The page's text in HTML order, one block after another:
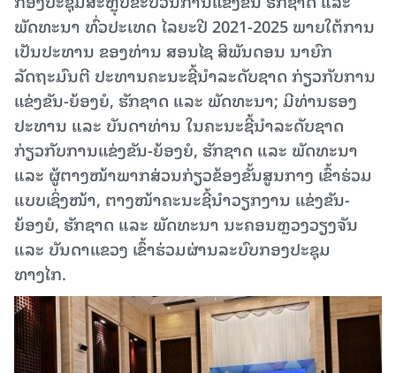
ພັດທະນາ ທົ່ວປະເທດ ໄລຍະປີ 2021-2025 ພາຍໃຕ້ການ
ເປັນປະທານ ຂອງທ່ານ ສອນໄຊ ສິພັນດອນ ນາຍົກ
ລັດຖະມົນຕີ ປະທານຄະນະຊີ້ນຳລະດັບຊາດ ກ່ຽວກັບການ
ແຂ່ງຂັນ-ຍ້ອງຍໍ, ຮັກຊາດ ແລະ ພັດທະນາ; ມີທ່ານຮອງ
ປະທານ ແລະ ບັນດາທ່ານ ໃນຄະນະຊີ້ນຳລະດັບຊາດ
ກ່ຽວກັບການແຂ່ງຂັນ-ຍ້ອງຍໍ, ຮັກຊາດ ແລະ ພັດທະນາ
ແລະ ຜູ້ຕາງໜ້າພາກສ່ວນກ່ຽວຂ້ອງຂັ້ນສູນກາງ ເຂົ້າຮ່ວມ
ແບບເຊິ່ງໜ້າ, ຕາງໜ້າຄະນະຊີ້ນຳວຽກງານ ແຂ່ງຂັນ-
ຍ້ອງຍໍ, ຮັກຊາດ ແລະ ພັດທະນາ ນະຄອນຫຼວງວຽງຈັນ
ແລະ ບັນດາແຂວງ ເຂົ້າຮ່ວມຜ່ານລະບົບກອງປະຊຸມ
ທາງໄກ.